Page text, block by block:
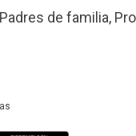
de familia,